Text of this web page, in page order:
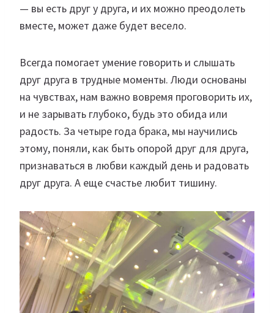
— вы есть друг у друга, и их можно преодолеть
вместе, может даже будет весело.
Всегда помогает умение говорить и слышать
друг друга в трудные моменты. Люди основаны
на чувствах, нам важно вовремя проговорить их,
и не зарывать глубоко, будь это обида или
радость. За четыре года брака, мы научились
этому, поняли, как быть опорой друг для друга,
признаваться в любви каждый день и радовать
друг друга. А еще счастье любит тишину.